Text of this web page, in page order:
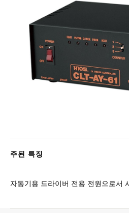
주된 특징
자동기용 드라이버 전용 전원으로서